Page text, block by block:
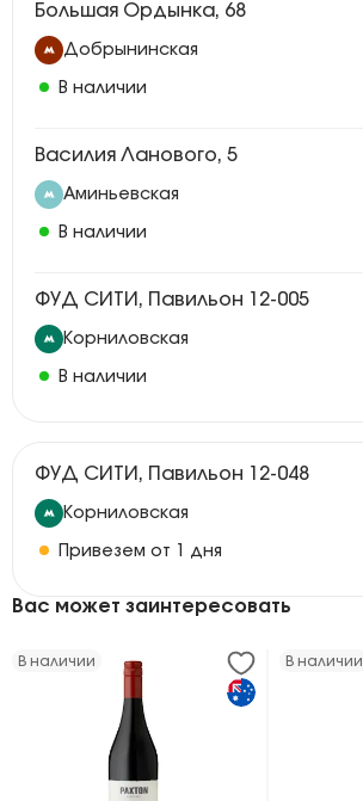
Большая Ордынка, 68
Добрынинская
В наличии
Василия Ланового, 5
Аминьевская
В наличии
ФУД СИТИ, Павильон 12-005
Корниловская
В наличии
ФУД СИТИ, Павильон 12-048
Корниловская
Привезем от 1 дня
Вас может заинтересовать
В наличии В наличии